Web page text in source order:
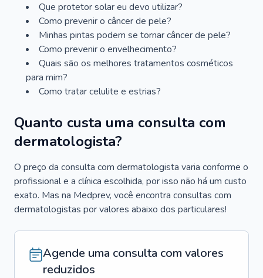
Que protetor solar eu devo utilizar?
Como prevenir o câncer de pele?
Minhas pintas podem se tornar câncer de pele?
Como prevenir o envelhecimento?
Quais são os melhores tratamentos cosméticos
para mim?
Como tratar celulite e estrias?
Quanto custa uma consulta com
dermatologista?
O preço da consulta com dermatologista varia conforme o
profissional e a clínica escolhida, por isso não há um custo
exato. Mas na Medprev, você encontra consultas com
dermatologistas por valores abaixo dos particulares!
Agende uma consulta com valores
reduzidos